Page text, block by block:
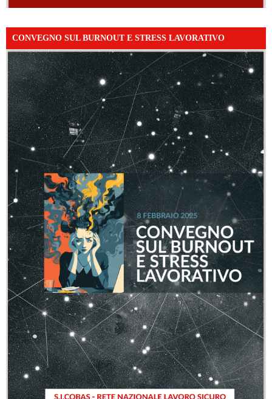
CONVEGNO SUL BURNOUT E STRESS LAVORATIVO